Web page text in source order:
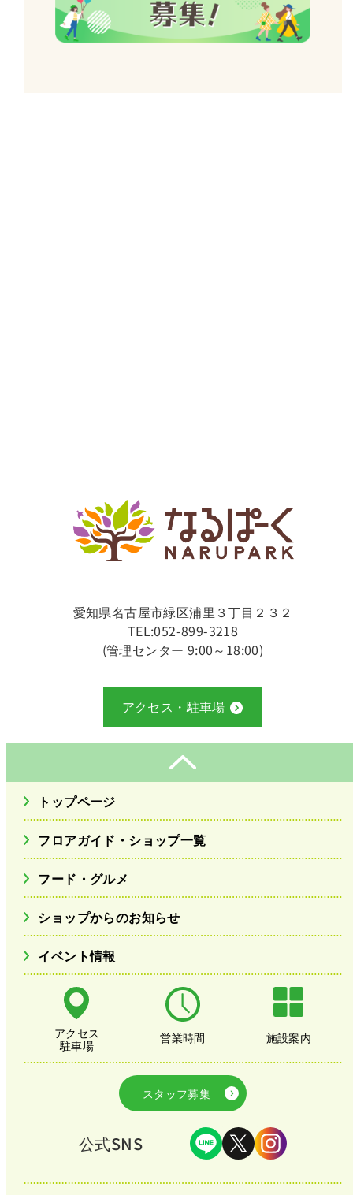
愛知県名古屋市緑区浦里３丁目２３２
TEL:052-899-3218
(管理センター 9:00～18:00)
アクセス・駐車場
トップページ
フロアガイド・ショップ一覧
フード・グルメ
ショップからのお知らせ
イベント情報
アクセス
駐車場
営業時間 施設案内
スタッフ募集
公式SNS